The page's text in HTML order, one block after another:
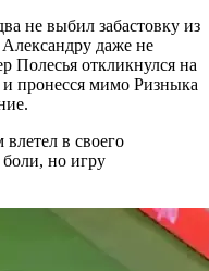
не выбил забастовку из
даже не
Полесья откликнулся на
пронесся мимо Ризныка
в своего
боли, но игру